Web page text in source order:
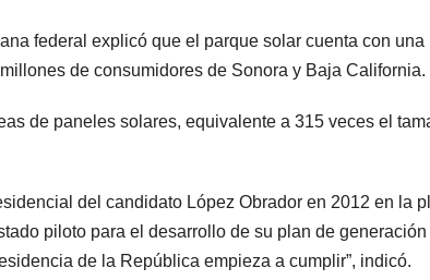
federal explicó que el parque solar cuenta con una
de consumidores de Sonora y Baja California.
de paneles solares, equivalente a 315 veces el
del candidato López Obrador en 2012 en la
piloto para el desarrollo de su plan de generación
de la República empieza a cumplir”, indicó.